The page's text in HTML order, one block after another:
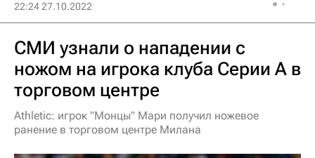
22:24 27.10.2022
СМИ узнали о нападении с
ножом на игрока клуба Серии А в
торговом центре
Athletic: игрок "Монцы" Мари получил ножевое
ранение в торговом центре Милана